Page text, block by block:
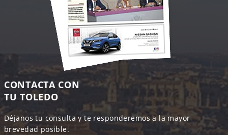
CONTACTA CON
TU TOLEDO
Déjanos tu consulta y te responderemos a la mayor
brevedad posible.